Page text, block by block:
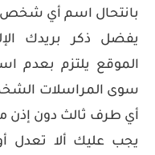
بانتحال اسم أي شخص
يفضل ذكر بريدك
الموقع يلتزم بعدم
سوى المراسلات
أي طرف ثالث دون
يجب عليك ألا تعدل